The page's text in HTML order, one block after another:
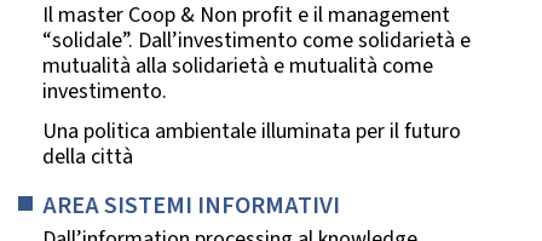
Il master Coop & Non profit e il management
“solidale”. Dall’investimento come solidarietà e
mutualità alla solidarietà e mutualità come
investimento.
Una politica ambientale illuminata per il futuro
della città
AREA SISTEMI INFORMATIVI